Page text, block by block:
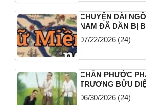
CHUYỆN DÀI
NAM ĐÃ DẦN BỊ
07/22/2026 (24)
CHÂN PHƯỚC
TRƯƠNG BỬU
06/30/2026 (24)